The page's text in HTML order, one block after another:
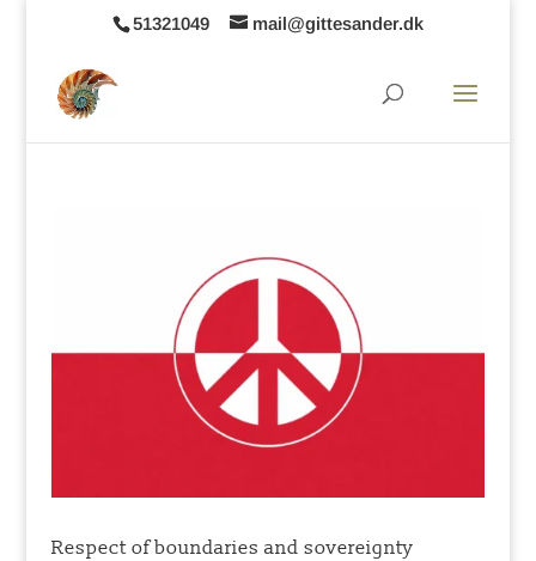
51321049 mail@gittesander.dk
Respect of boundaries and sovereignty